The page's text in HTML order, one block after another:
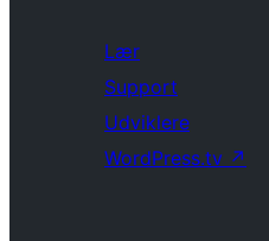
Lær
Support
Udviklere
WordPress.tv ↗